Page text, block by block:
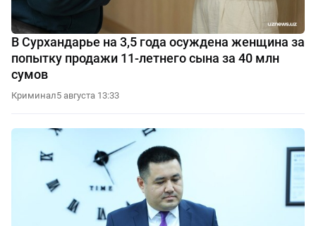
В Сурхандарье на 3,5 года осуждена женщина за
попытку продажи 11-летнего сына за 40 млн
сумов
Криминал5 августа 13:33